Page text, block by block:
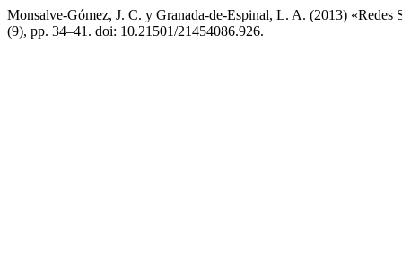
Monsalve-Gómez, J. C. y Granada-de-Espinal, L. A. (2013)
(9), pp. 34–41. doi: 10.21501/21454086.926.